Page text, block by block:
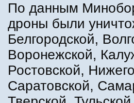
По данным
дроны были
Белгородской,
Воронежской,
Ростовской,
Саратовской,